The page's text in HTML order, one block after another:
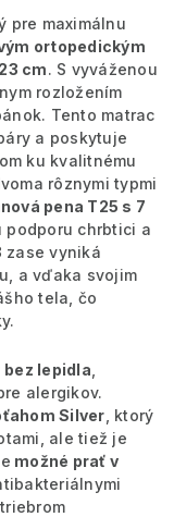
pre maximálnu
ortopedickým
cm. S vyváženou
rozložením
Tento matrac
a poskytuje
ku kvalitnému
rôznymi typmi
pena T25 s 7
podporu chrbtici a
zase vyniká
a vďaka svojim
tela, čo
bez lepidla
alergikov.
Silver , ktorý
ale tiež je
možné prať v